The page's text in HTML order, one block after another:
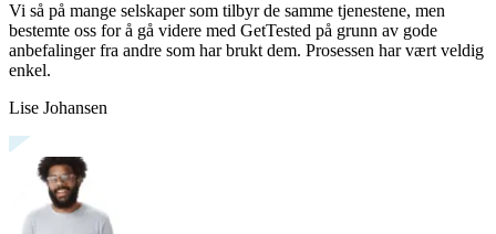
Vi så på mange selskaper som tilbyr de samme tjenestene, men
bestemte oss for å gå videre med GetTested på grunn av gode
anbefalinger fra andre som har brukt dem. Prosessen har vært veldig
enkel.
Lise Johansen